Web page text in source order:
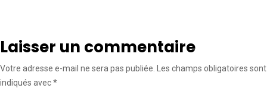
Laisser un commentaire
Votre adresse e-mail ne sera pas publiée.
Les champs obligatoires sont
indiqués avec*